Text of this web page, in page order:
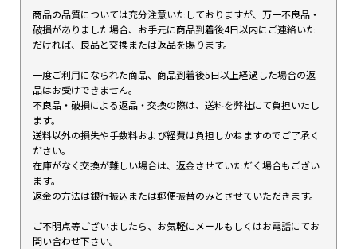
商品の品質については充分注意いたしておりますが、万一不良品・
破損がありました場合、お手元に商品到着後4日以内にご連絡いた
だければ、良品と交換または返品を賜ります。
一度ご利用になられた商品、商品到着後5日以上経過した場合の返
品はお受けできません。
不良品・破損による返品・交換の際は、送料を弊社にて負担いたし
ます。
送料以外の損失や手数料および経費は負担しかねますのでご了承く
ださい。
在庫がなく交換が難しい場合は、返金させていただく場合もござい
ます。
返金の方法は銀行振込または郵便振替のみとさせていただきます。
ご不明点等ございましたら、お気軽にメールもしくはお電話にてお
問い合わせ下さい。